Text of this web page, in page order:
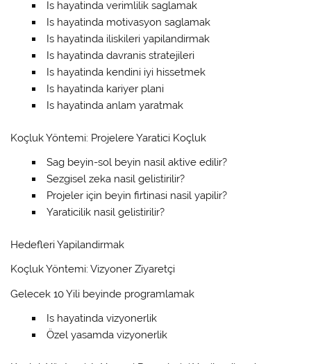
Is hayatinda verimlilik saglamak
Is hayatinda motivasyon saglamak
Is hayatinda iliskileri yapilandirmak
Is hayatinda davranis stratejileri
Is hayatinda kendini iyi hissetmek
Is hayatinda kariyer plani
Is hayatinda anlam yaratmak
Koçluk Yöntemi: Projelere Yaratici Koçluk
Sag beyin-sol beyin nasil aktive edilir?
Sezgisel zeka nasil gelistirilir?
Projeler için beyin firtinasi nasil yapilir?
Yaraticilik nasil gelistirilir?
Hedefleri Yapilandirmak
Koçluk Yöntemi: Vizyoner Ziyaretçi
Gelecek 10 Yili beyinde programlamak
Is hayatinda vizyonerlik
Özel yasamda vizyonerlik